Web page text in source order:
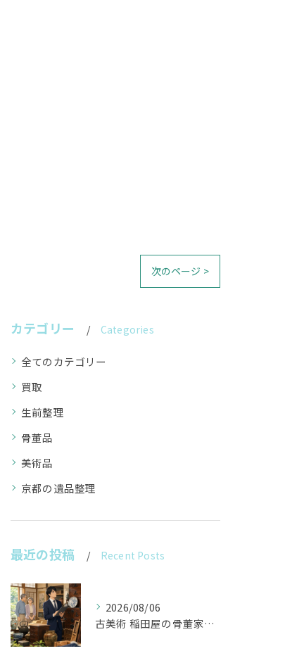
次のページ >
カテゴリー Categories
全てのカテゴリー
買取
生前整理
骨董品
美術品
京都の遺品整理
最近の投稿 Recent Posts
2026/08/06
古美術 稲田屋の骨董家具と遺品整理の目利き